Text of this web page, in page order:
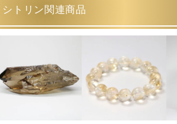
シトリン関連商品